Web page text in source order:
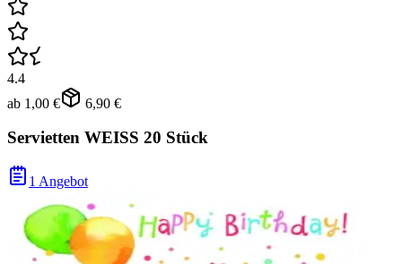
4.4
ab 1,00 € 6,90 €
Servietten WEISS 20 Stück
1 Angebot